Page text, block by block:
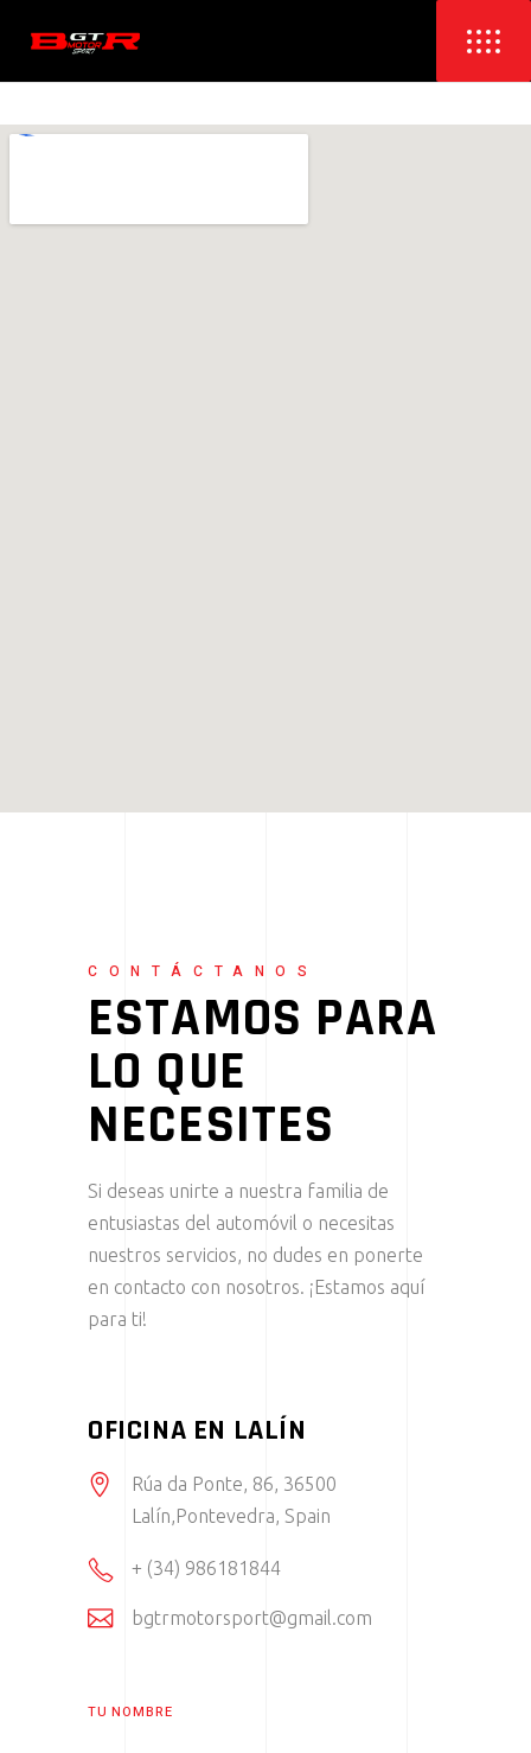
CONTÁCTANOS
ESTAMOS PARA
LO QUE
NECESITES
Si deseas unirte a nuestra familia de
entusiastas del automóvil o necesitas
nuestros servicios, no dudes en ponerte
en contacto con nosotros. ¡Estamos aquí
para ti!
OFICINA EN LALÍN
Rúa da Ponte, 86, 36500
Lalín,Pontevedra, Spain
+ (34) 986181844
bgtrmotorsport@gmail.com
TU NOMBRE